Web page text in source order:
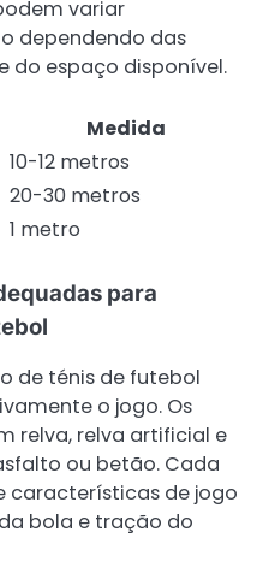
variar
dependendo das
do espaço disponível.
Medida
10-12 metros
20-30 metros
1 metro
para
de ténis de futebol
o jogo. Os
relva, relva artificial e
ou betão. Cada
características de jogo
bola e tração do